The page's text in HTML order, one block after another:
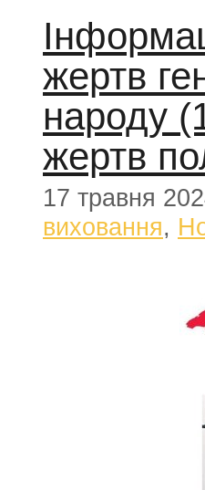
жертв
народу
жертв
17 травня
виховання,